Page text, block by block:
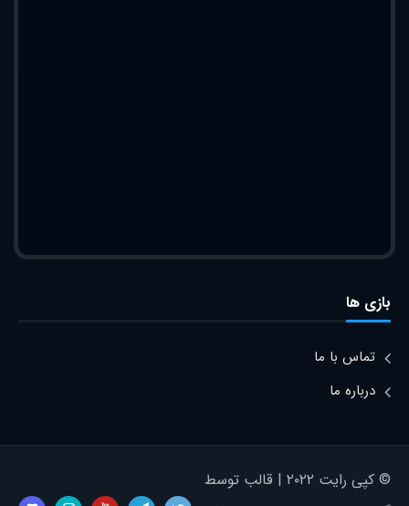
بازی ها
تماس با ما
درباره ما
© کپی رایت ۲۰۲۲ | قالب توسط